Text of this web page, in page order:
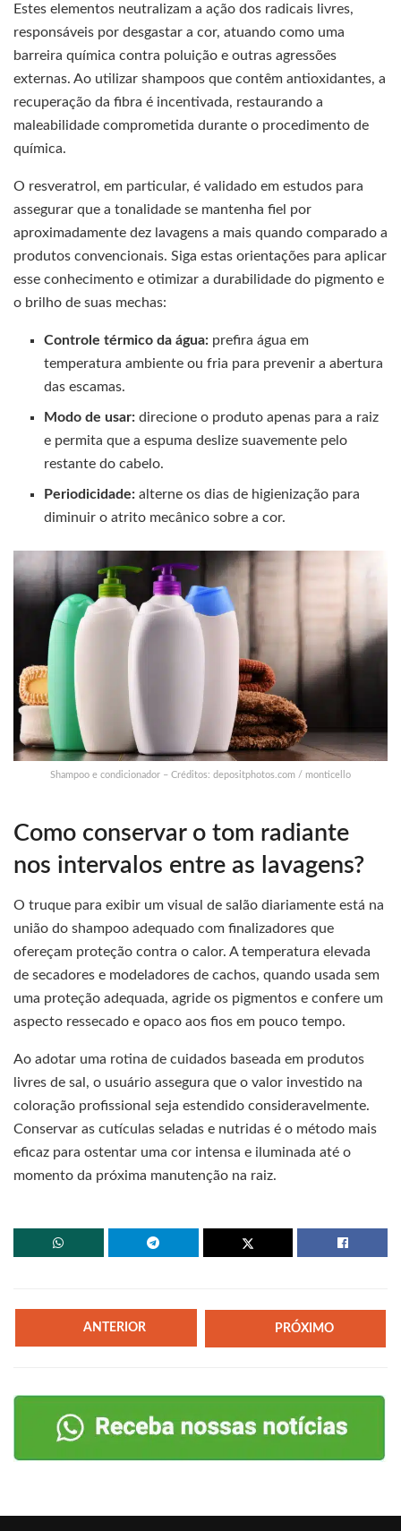
Estes elementos neutralizam a ação dos radicais livres,
responsáveis por desgastar a cor, atuando como uma
barreira química contra poluição e outras agressões
externas. Ao utilizar shampoos que contêm antioxidantes, a
recuperação da fibra é incentivada, restaurando a
maleabilidade comprometida durante o procedimento de
química.
O resveratrol, em particular, é validado em estudos para
assegurar que a tonalidade se mantenha fiel por
aproximadamente dez lavagens a mais quando comparado a
produtos convencionais. Siga estas orientações para aplicar
esse conhecimento e otimizar a durabilidade do pigmento e
o brilho de suas mechas:
Controle térmico da água: prefira água em
temperatura ambiente ou fria para prevenir a abertura
das escamas.
Modo de usar: direcione o produto apenas para a raiz
e permita que a espuma deslize suavemente pelo
restante do cabelo.
Periodicidade: alterne os dias de higienização para
diminuir o atrito mecânico sobre a cor.
Shampoo e condicionador – Créditos: depositphotos.com / monticello
Como conservar o tom radiante
nos intervalos entre as lavagens?
O truque para exibir um visual de salão diariamente está na
união do shampoo adequado com finalizadores que
ofereçam proteção contra o calor. A temperatura elevada
de secadores e modeladores de cachos, quando usada sem
uma proteção adequada, agride os pigmentos e confere um
aspecto ressecado e opaco aos fios em pouco tempo.
Ao adotar uma rotina de cuidados baseada em produtos
livres de sal, o usuário assegura que o valor investido na
coloração profissional seja estendido consideravelmente.
Conservar as cutículas seladas e nutridas é o método mais
eficaz para ostentar uma cor intensa e iluminada até o
momento da próxima manutenção na raiz.
ANTERIOR PRÓXIMO